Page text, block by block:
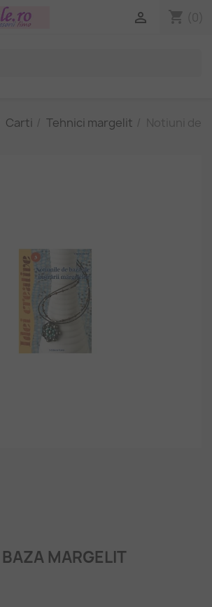
shopping_cart (0)

Carti Tehnici margelit
Notiuni de
MARGELIT